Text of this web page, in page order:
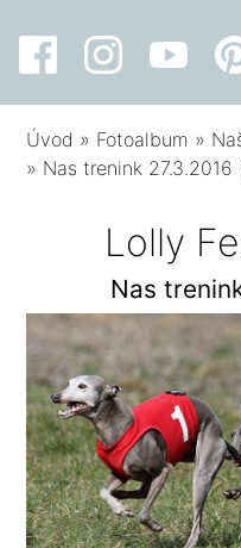
Úvod » Fotoalbum »
» Nas trenink 27.3.2016
Lolly
Nas